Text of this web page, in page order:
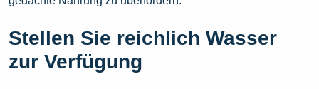
Stellen Sie reichlich Wasser
zur Verfügung